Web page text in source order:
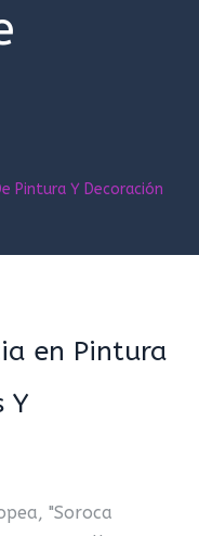
Pintura Y Decoración
en Pintura
Y
"Soroca